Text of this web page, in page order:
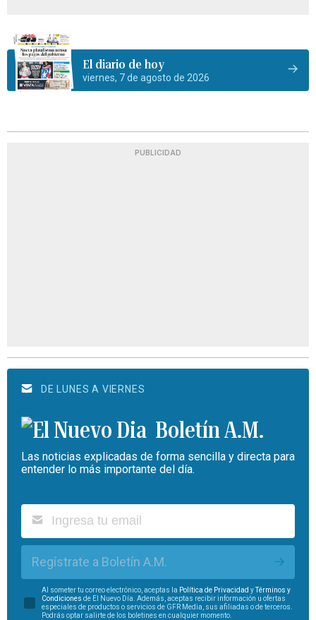
El diario de hoy
viernes, 7 de agosto de 2026
PUBLICIDAD
DE LUNES A VIERNES
Boletín A.M.
Las noticias explicadas de forma sencilla y directa para
entender lo más importante del día.
Regístrate a Boletín A.M.
Al someter tu correo electrónico, aceptas la Política de Privacidad yTérminos y
Condiciones de El Nuevo Día. Además, aceptas recibir información u ofertas
especiales de productos o servicios de GFR Media, sus afiliadas o de terceros.
Podrás optar salirte de los boletines en cualquier momento.